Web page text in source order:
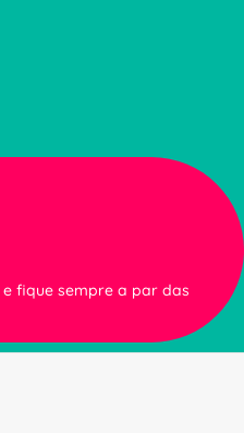
e fique sempre a par das